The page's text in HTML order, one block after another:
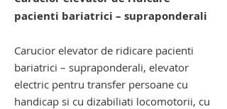
pacienti bariatrici – supraponderali
Carucior elevator de ridicare pacienti
bariatrici – supraponderali, elevator
electric pentru transfer persoane cu
handicap si cu dizabiliati locomotorii, cu